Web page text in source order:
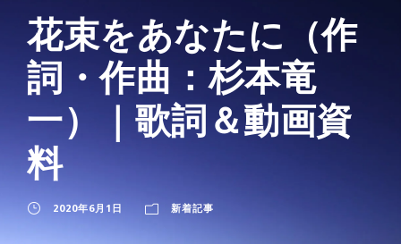
花束をあなたに（作
詞・作曲：杉本竜
一）｜歌詞＆動画資
料
2020年6月1日 新着記事